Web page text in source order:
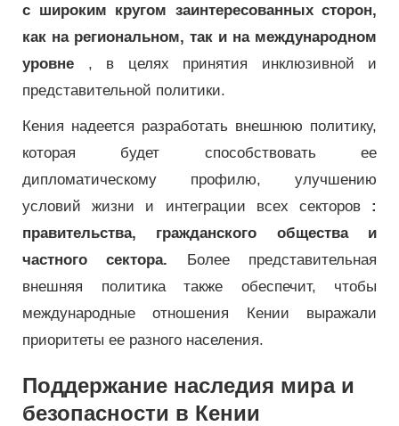
с широким кругом заинтересованных сторон,
как на региональном, так и на международном
уровне , в целях принятия инклюзивной и
представительной политики.
Кения надеется разработать внешнюю политику,
которая будет способствовать ее
дипломатическому профилю, улучшению
условий жизни и интеграции всех секторов :
правительства, гражданского общества и
частного сектора. Более представительная
внешняя политика также обеспечит, чтобы
международные отношения Кении выражали
приоритеты ее разного населения.
Поддержание наследия мира и
безопасности в Кении